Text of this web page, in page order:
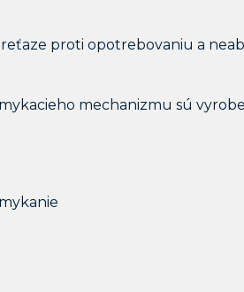
proti opotrebovaniu a
mechanizmu sú